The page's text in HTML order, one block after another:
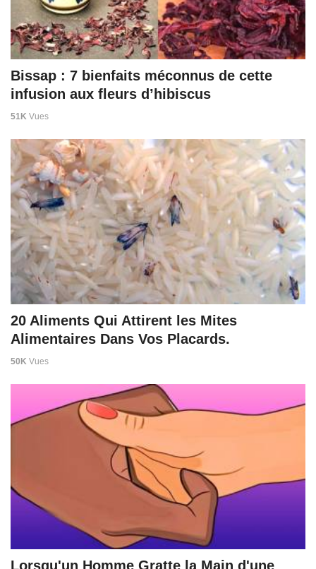
Bissap : 7 bienfaits méconnus de cette
infusion aux fleurs d’hibiscus
51K Vues
20 Aliments Qui Attirent les Mites
Alimentaires Dans Vos Placards.
50K Vues
Lorsqu'un Homme Gratte la Main d'une